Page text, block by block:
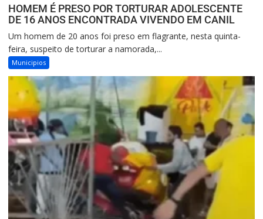
HOMEM É PRESO POR TORTURAR ADOLESCENTE
DE 16 ANOS ENCONTRADA VIVENDO EM CANIL
Um homem de 20 anos foi preso em flagrante, nesta quinta-
feira, suspeito de torturar a namorada,...
Municipios